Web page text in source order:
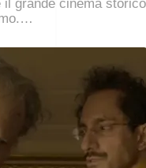
il grande cinema storico